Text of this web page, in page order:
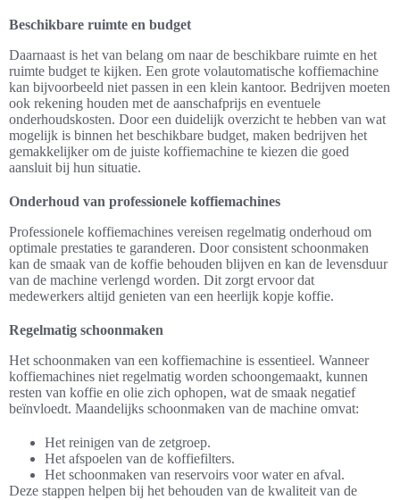
Beschikbare ruimte en budget
Daarnaast is het van belang om naar de beschikbare ruimte en het
ruimte budget te kijken. Een grote volautomatische koffiemachine
kan bijvoorbeeld niet passen in een klein kantoor. Bedrijven moeten
ook rekening houden met de aanschafprijs en eventuele
onderhoudskosten. Door een duidelijk overzicht te hebben van wat
mogelijk is binnen het beschikbare budget, maken bedrijven het
gemakkelijker om de juiste koffiemachine te kiezen die goed
aansluit bij hun situatie.
Onderhoud van professionele koffiemachines
Professionele koffiemachines vereisen regelmatig onderhoud om
optimale prestaties te garanderen. Door consistent schoonmaken
kan de smaak van de koffie behouden blijven en kan de levensduur
van de machine verlengd worden. Dit zorgt ervoor dat
medewerkers altijd genieten van een heerlijk kopje koffie.
Regelmatig schoonmaken
Het schoonmaken van een koffiemachine is essentieel. Wanneer
koffiemachines niet regelmatig worden schoongemaakt, kunnen
resten van koffie en olie zich ophopen, wat de smaak negatief
beïnvloedt. Maandelijks schoonmaken van de machine omvat:
Het reinigen van de zetgroep.
Het afspoelen van de koffiefilters.
Het schoonmaken van reservoirs voor water en afval.
Deze stappen helpen bij het behouden van de kwaliteit van de